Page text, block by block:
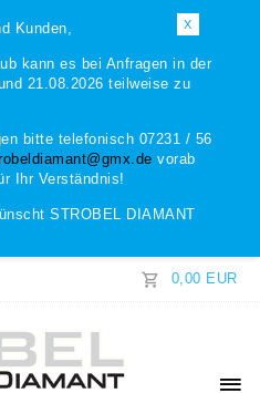
X
Kunden,
kann es bei Anfragen in der
21.08.2026 teilweise zu
bitte telefonisch 07231 / 56
vorab
Ihr Verständnis!
STROBEL DIAMANT
0,00 EUR